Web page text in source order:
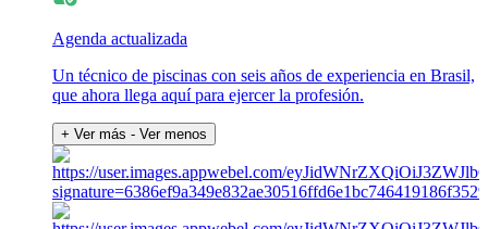
Agenda actualizada
Un técnico de piscinas con seis años de experiencia en Brasil,
que ahora llega aquí para ejercer la profesión.
+ Ver más - Ver menos